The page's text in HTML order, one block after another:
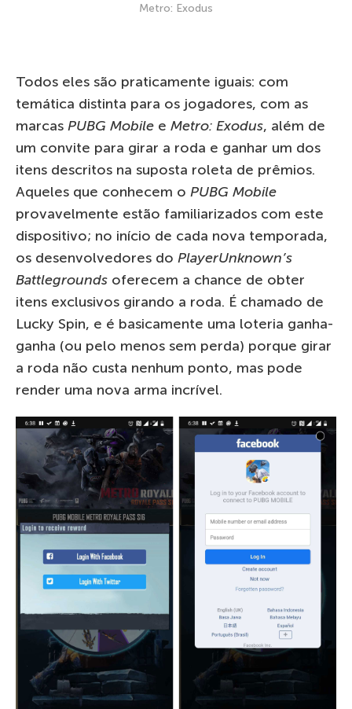
Metro: Exodus
Todos eles são praticamente iguais: com
temática distinta para os jogadores, com as
marcas PUBG Mobile e Metro: Exodus, além de
um convite para girar a roda e ganhar um dos
itens descritos na suposta roleta de prêmios.
Aqueles que conhecem o PUBG Mobile
provavelmente estão familiarizados com este
dispositivo; no início de cada nova temporada,
os desenvolvedores do PlayerUnknown’s
Battlegrounds oferecem a chance de obter
itens exclusivos girando a roda. É chamado de
Lucky Spin, e é basicamente uma loteria ganha-
ganha (ou pelo menos sem perda) porque girar
a roda não custa nenhum ponto, mas pode
render uma nova arma incrível.